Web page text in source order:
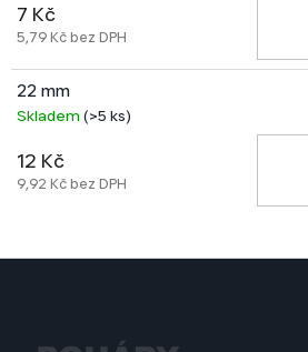
7 Kč
5,79 Kč bez DPH
22 mm
Skladem (>5 ks)
12 Kč
9,92 Kč bez DPH